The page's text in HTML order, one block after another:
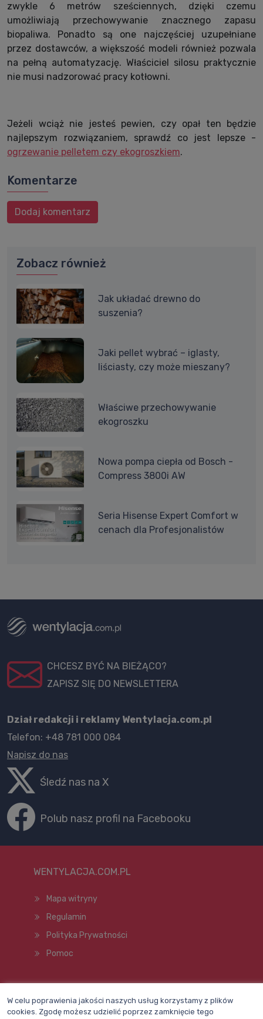
zwykle 6 metrów sześciennych, dzięki czemu
umożliwiają przechowywanie znacznego zapasu
biopaliwa. Ponadto są one najczęściej uzupełniane
przez dostawców, a większość modeli również pozwala
na pełną automatyzację. Właściciel silosu praktycznie
nie musi nadzorować pracy kotłowni.
Jeżeli wciąż nie jesteś pewien, czy opał ten będzie
najlepszym rozwiązaniem, sprawdź co jest lepsze -
ogrzewanie pelletem czy ekogroszkiem.
Komentarze
Dodaj komentarz
Zobacz również
Jak układać drewno do
suszenia?
Jaki pellet wybrać – iglasty,
liściasty, czy może mieszany?
Właściwe przechowywanie
ekogroszku
Nowa pompa ciepła od Bosch -
Compress 3800i AW
Seria Hisense Expert Comfort w
cenach dla Profesjonalistów
CHCESZ BYĆ NA BIEŻĄCO?
ZAPISZ SIĘ DO NEWSLETTERA
Dział redakcji i reklamy Wentylacja.com.pl
Telefon: +48 781 000 084
Napisz do nas
Śledź nas na X
Polub nasz profil na Facebooku
WENTYLACJA.COM.PL
Mapa witryny
Regulamin
Polityka Prywatności
Pomoc
W celu poprawienia jakości naszych usług korzystamy z plików
cookies. Zgodę możesz udzielić poprzez zamknięcie tego